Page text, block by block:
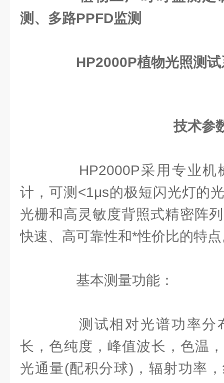
测、多路PPFD监测
HP2000P植物光照测
技术参
HP2000P采用专业机
计，可测<1μs的极短闪光灯的
光栅和高灵敏度背照式精密阵
快速、高可靠性和*性价比的特
基本测量功能：
测试相对光谱功率分
长，色纯度，峰值波长，色温
光通量(配积分球)，辐射功率